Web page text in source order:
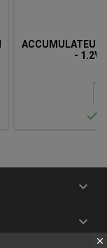
ACCUMULATEUR
- 1.2V


